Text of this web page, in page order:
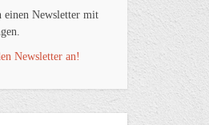
einen Newsletter mit
Newsletter an!